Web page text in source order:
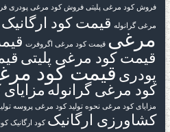
فروش کود مرغی پلیتی فروش کود مرغی پودری
مرغی گرانوله قیمت کود ارگانیک
مرغی قیمت کود مرغی اگروفرت
قیمت کود مرغی پلیتی
پودری قیمت کود
کود مرغی گرانوله
مزایای کود مرغی نحوه تولید کود مرغی پروسه
کشاورزی ارگانیک کود ارگانیک